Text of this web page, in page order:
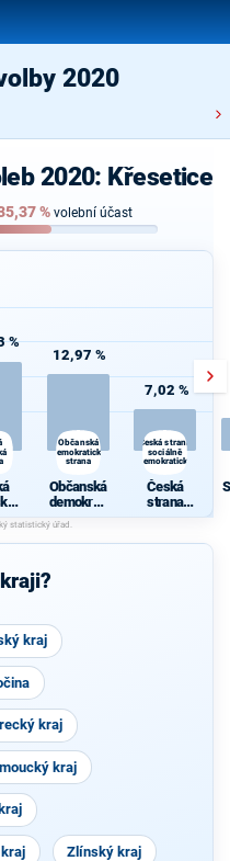
2020
2020: Křesetice
% volební účast
%
12,97 %
Občanská
demokratická
strana
Občanská
demokrati
cká strana
7,02 %
Česká strana
sociálně
demokratická
Česká
strana
sociálně
cká
kraj
kraj
kraj
Zlínský kraj